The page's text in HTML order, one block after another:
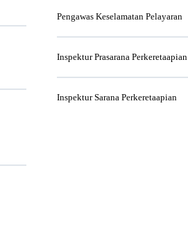
Pengawas Keselamatan Pelayaran
Inspektur Prasarana Perkeretaapian
Inspektur Sarana Perkeretaapian